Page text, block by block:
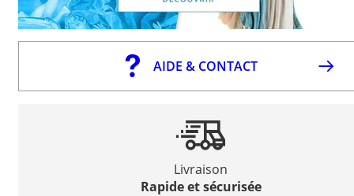
AIDE & CONTACT
Livraison
Rapide et sécurisée